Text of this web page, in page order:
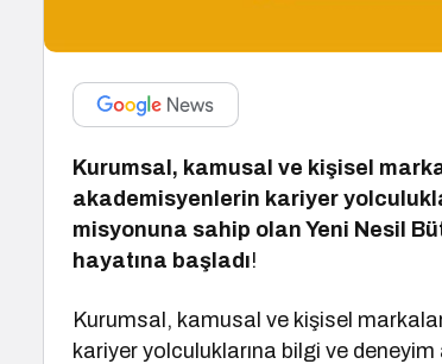
Kurumsal, kamusal ve kişisel
akademisyenlerin kariyer
misyonuna sahip olan Yeni Nesil
hayatına başladı!
Kurumsal, kamusal ve kişisel
kariyer yolculuklarına bilgi ve deneyim